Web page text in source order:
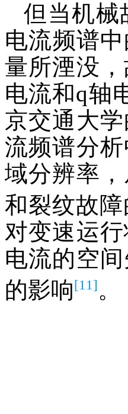
但当机械
电流频谱
量所湮没
电流和q轴
京交通大
流频谱分
域分辨率
和裂纹故
对变速运
电流的空
的影响[11] 。